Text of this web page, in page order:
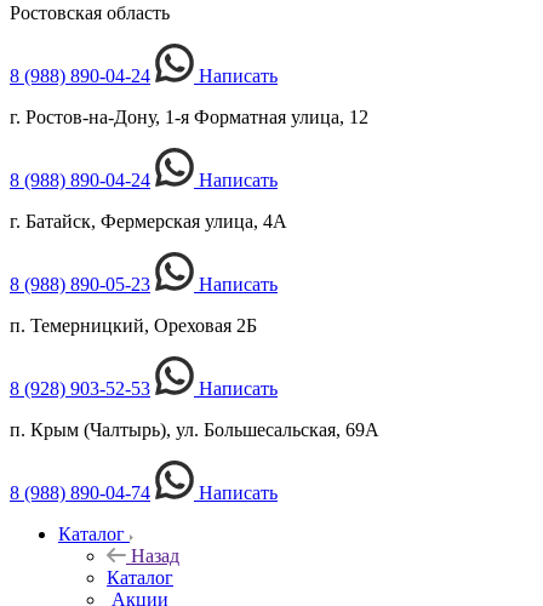
Ростовская область
8 (988) 890-04-24
Написать
г. Ростов-на-Дону, 1-я Форматная улица, 12
8 (988) 890-04-24
Написать
г. Батайск, Фермерская улица, 4А
8 (988) 890-05-23
Написать
п. Темерницкий, Ореховая 2Б
8 (928) 903-52-53
Написать
п. Крым (Чалтырь), ул. Большесальская, 69А
8 (988) 890-04-74
Написать
Каталог
Назад
Каталог
Акции